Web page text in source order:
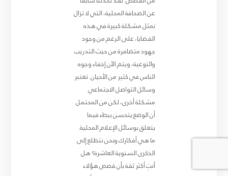
عن الصحافة المحلية، التي لا تزال
تمثل مشكلة كبيرة في هذه
القضايا، على الرغم من وجود
جهود متضافرة من حيث التدريب
والتوعية، ويتم الآن إخفاء وجوه
الناس في كثير من الأحيان. تعتبر
وسائل التواصل الاجتماعي
مشكلة أخرى، لكن من المحتمل
أن الوضع يتحسن ببطء فيما
يتعلق بوسائل الإعلام المحلية.
ما هي أفكارك ونحن نتطلع إلى
الذكرى السنوية العاشرة؟ هل
أنتِ أكثر ثقة بأن قصص هؤلاء